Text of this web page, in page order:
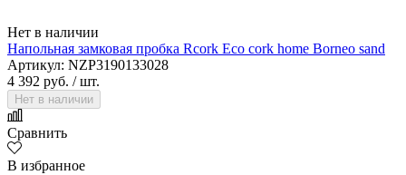
Нет в наличии
Напольная замковая пробка Rcork Eco cork home Borneo sand
Артикул: NZP3190133028
4 392 руб. / шт.
Нет в наличии
Сравнить
В избранное